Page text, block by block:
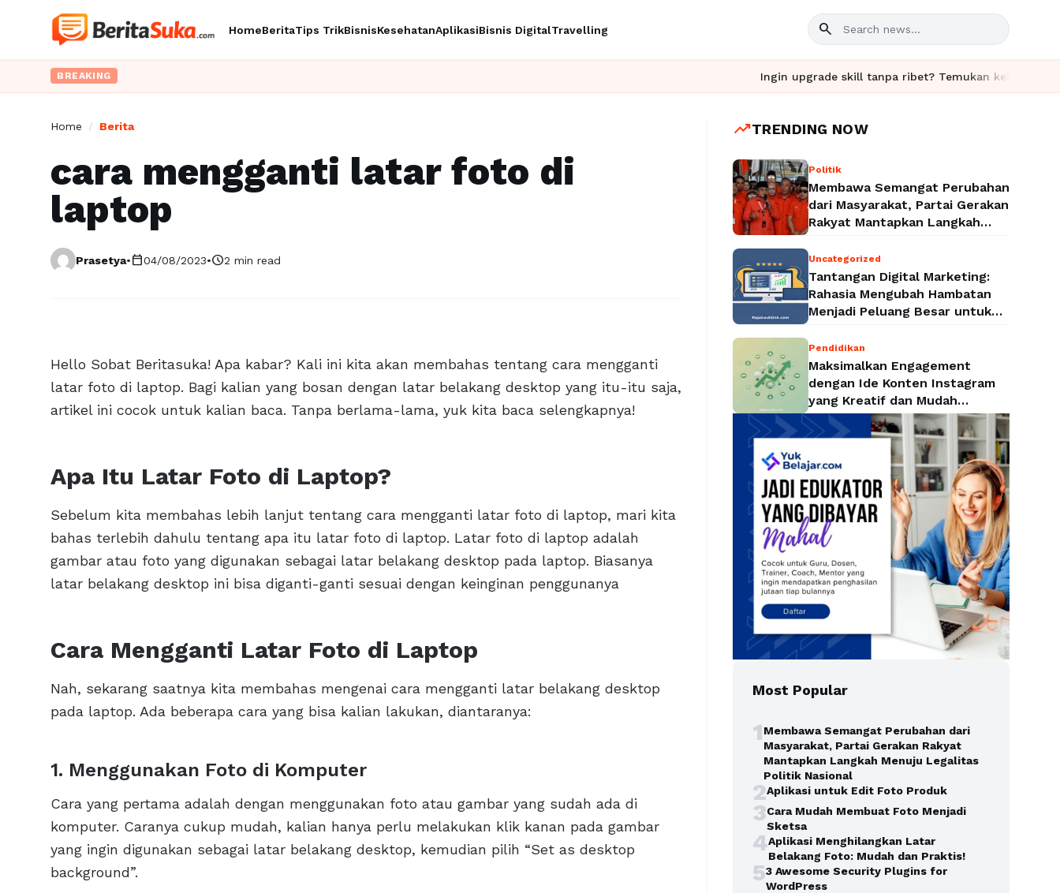
HomeBeritaTips TrikBisnisKesehatanAplikasiBisnis DigitalTravelling search
BREAKING Ingin upgrade skill tanpa ribet? Temukan kelas seru dan
Home / Berita
cara mengganti latar foto di
laptop
Prasetya•calendar_today04/08/2023•schedule2 min read
Hello Sobat Beritasuka! Apa kabar? Kali ini kita akan membahas tentang cara mengganti
latar foto di laptop. Bagi kalian yang bosan dengan latar belakang desktop yang itu-itu saja,
artikel ini cocok untuk kalian baca. Tanpa berlama-lama, yuk kita baca selengkapnya!
Apa Itu Latar Foto di Laptop?
Sebelum kita membahas lebih lanjut tentang cara mengganti latar foto di laptop, mari kita
bahas terlebih dahulu tentang apa itu latar foto di laptop. Latar foto di laptop adalah
gambar atau foto yang digunakan sebagai latar belakang desktop pada laptop. Biasanya
latar belakang desktop ini bisa diganti-ganti sesuai dengan keinginan penggunanya
Cara Mengganti Latar Foto di Laptop
Nah, sekarang saatnya kita membahas mengenai cara mengganti latar belakang desktop
pada laptop. Ada beberapa cara yang bisa kalian lakukan, diantaranya:
1. Menggunakan Foto di Komputer
Cara yang pertama adalah dengan menggunakan foto atau gambar yang sudah ada di
komputer. Caranya cukup mudah, kalian hanya perlu melakukan klik kanan pada gambar
yang ingin digunakan sebagai latar belakang desktop, kemudian pilih “Set as desktop
background”.
trending_upTRENDING NOW
Politik
Membawa Semangat Perubahan
dari Masyarakat, Partai Gerakan
Rakyat Mantapkan Langkah
Nasional
Uncategorized
Tantangan Digital Marketing:
Rahasia Mengubah Hambatan
Menjadi Peluang Besar untuk
Pendidikan
Maksimalkan Engagement
dengan Ide Konten Instagram
yang Kreatif dan Mudah
Diterapkan
Most Popular
1Membawa Semangat Perubahan dari
Masyarakat, Partai Gerakan Rakyat
Mantapkan Langkah Menuju Legalitas
Politik Nasional
2Aplikasi untuk Edit Foto Produk
3Cara Mudah Membuat Foto Menjadi
Sketsa
4Aplikasi Menghilangkan Latar
Belakang Foto: Mudah dan Praktis!
53 Awesome Security Plugins for
WordPress